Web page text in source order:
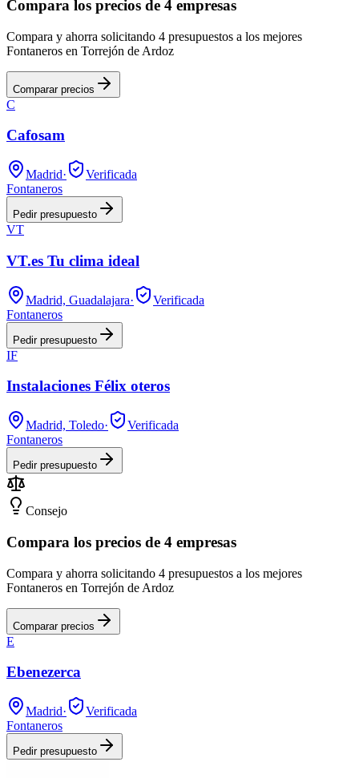
Compara los precios de 4 empresas
Compara y ahorra solicitando 4 presupuestos a los mejores
Fontaneros en Torrejón de Ardoz
Comparar precios
C
Cafosam
Madrid·
Verificada
Fontaneros
Pedir presupuesto
VT
VT.es Tu clima ideal
Madrid, Guadalajara·
Verificada
Fontaneros
Pedir presupuesto
IF
Instalaciones Félix oteros
Madrid, Toledo·
Verificada
Fontaneros
Pedir presupuesto
Consejo
Compara los precios de 4 empresas
Compara y ahorra solicitando 4 presupuestos a los mejores
Fontaneros en Torrejón de Ardoz
Comparar precios
E
Ebenezerca
Madrid·
Verificada
Fontaneros
Pedir presupuesto